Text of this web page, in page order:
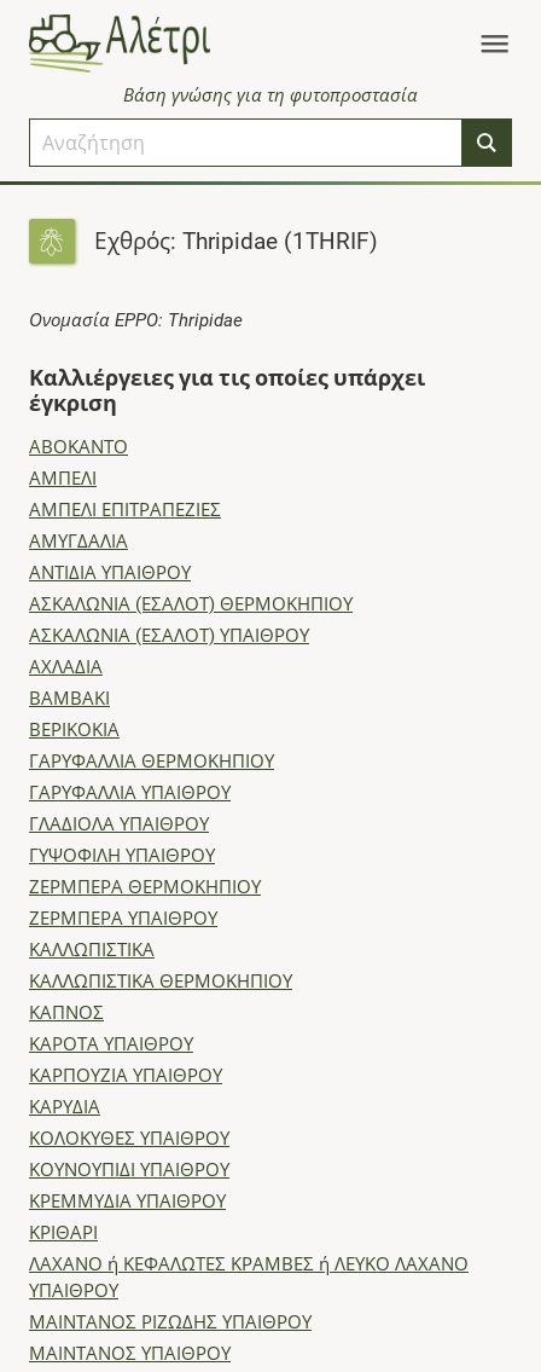
Βάση γνώσης για τη φυτοπροστασία
Εχθρός: Thripidae (1THRIF)
Ονομασία EPPO: Thripidae
Καλλιέργειες για τις οποίες υπάρχει
έγκριση
ΑΒΟΚΑΝΤΟ
ΑΜΠΕΛΙ
ΑΜΠΕΛΙ ΕΠΙΤΡΑΠΕΖΙΕΣ
ΑΜΥΓΔΑΛΙΑ
ΑΝΤΙΔΙΑ ΥΠΑΙΘΡΟΥ
ΑΣΚΑΛΩΝΙΑ (ΕΣΑΛΟΤ) ΘΕΡΜΟΚΗΠΙΟΥ
ΑΣΚΑΛΩΝΙΑ (ΕΣΑΛΟΤ) ΥΠΑΙΘΡΟΥ
ΑΧΛΑΔΙΑ
ΒΑΜΒΑΚΙ
ΒΕΡΙΚΟΚΙΑ
ΓΑΡΥΦΑΛΛΙΑ ΘΕΡΜΟΚΗΠΙΟΥ
ΓΑΡΥΦΑΛΛΙΑ ΥΠΑΙΘΡΟΥ
ΓΛΑΔΙΟΛΑ ΥΠΑΙΘΡΟΥ
ΓΥΨΟΦΙΛΗ ΥΠΑΙΘΡΟΥ
ΖΕΡΜΠΕΡΑ ΘΕΡΜΟΚΗΠΙΟΥ
ΖΕΡΜΠΕΡΑ ΥΠΑΙΘΡΟΥ
ΚΑΛΛΩΠΙΣΤΙΚΑ
ΚΑΛΛΩΠΙΣΤΙΚΑ ΘΕΡΜΟΚΗΠΙΟΥ
ΚΑΠΝΟΣ
ΚΑΡΟΤΑ ΥΠΑΙΘΡΟΥ
ΚΑΡΠΟΥΖΙΑ ΥΠΑΙΘΡΟΥ
ΚΑΡΥΔΙΑ
ΚΟΛΟΚΥΘΕΣ ΥΠΑΙΘΡΟΥ
ΚΟΥΝΟΥΠΙΔΙ ΥΠΑΙΘΡΟΥ
ΚΡΕΜΜΥΔΙΑ ΥΠΑΙΘΡΟΥ
ΚΡΙΘΑΡΙ
ΛΑΧΑΝΟ ή ΚΕΦΑΛΩΤΕΣ ΚΡΑΜΒΕΣ ή ΛΕΥΚΟ ΛΑΧΑΝΟ
ΥΠΑΙΘΡΟΥ
ΜΑΙΝΤΑΝΟΣ ΡΙΖΩΔΗΣ ΥΠΑΙΘΡΟΥ
ΜΑΙΝΤΑΝΟΣ ΥΠΑΙΘΡΟΥ